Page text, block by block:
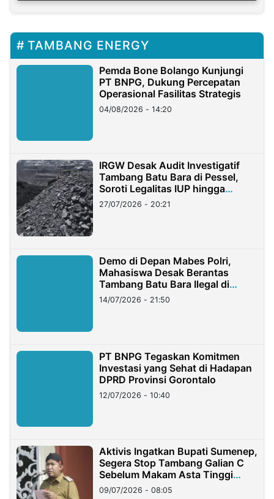
TAMBANG ENERGY
Pemda Bone Bolango Kunjungi
PT BNPG, Dukung Percepatan
Operasional Fasilitas Strategis
04/08/2026 - 14:20
IRGW Desak Audit Investigatif
Tambang Batu Bara di Pessel,
Soroti Legalitas IUP hingga
Stockpile
27/07/2026 - 20:21
Demo di Depan Mabes Polri,
Mahasiswa Desak Berantas
Tambang Batu Bara Ilegal di
Lampung
14/07/2026 - 21:50
PT BNPG Tegaskan Komitmen
Investasi yang Sehat di Hadapan
DPRD Provinsi Gorontalo
12/07/2026 - 10:40
Aktivis Ingatkan Bupati Sumenep,
Segera Stop Tambang Galian C
Sebelum Makam Asta Tinggi
Longsor
09/07/2026 - 08:05